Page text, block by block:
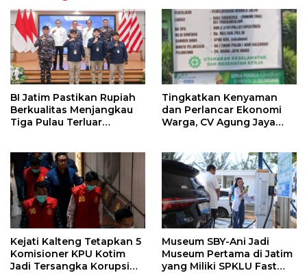
BI Jatim Pastikan Rupiah
Berkualitas Menjangkau
Tiga Pulau Terluar
Tingkatkan Kenyaman
dan Perlancar Ekonomi
Warga, CV Agung Jaya
Kejati Kalteng Tetapkan 5
Komisioner KPU Kotim
Jadi Tersangka Korupsi
Museum SBY-Ani Jadi
Museum Pertama di Jatim
yang Miliki SPKLU Fast